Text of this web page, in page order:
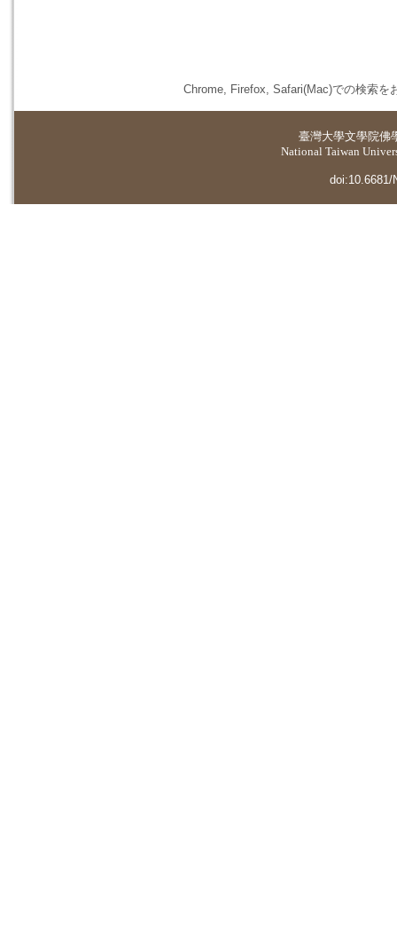
Chrome, Firefox, Safari(Mac)での検索を
臺灣大學文學院佛
National Taiwan
doi:10.6681/